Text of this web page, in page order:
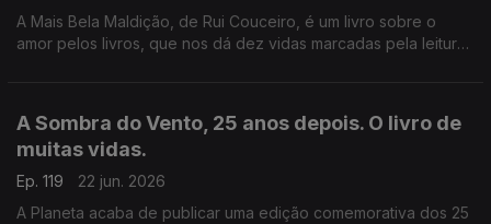
A Mais Bela Maldição, de Rui Couceiro, é um livro sobre o
amor pelos livros, que nos dá dez vidas marcadas pela leitura
Caetano, fala-se também do Festival Babell, que começa esta
quarta-feita no Porto, o maior investimento de sempre no
nosso país num evento literário, iniciativa da Livraria Lello.
A Sombra do Vento, 25 anos depois. O livro de
muitas vidas.
Ep. 119
22 jun. 2026
A Planeta acaba de publicar uma edição comemorativa dos 25